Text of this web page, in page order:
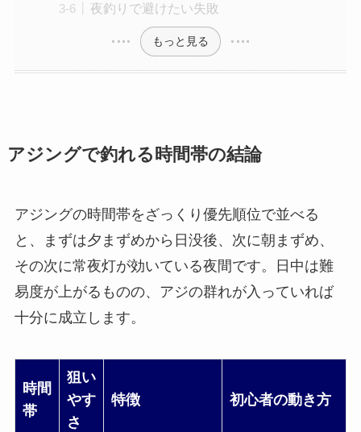
夜釣りで避けたい失敗
もっと見る
アジングで釣れる時間帯の結論
アジングの時間帯をざっくり優先順位で並べる
と、まずは夕まずめから日没後、次に朝まずめ、
その次に常夜灯が効いている夜間です。日中は難
易度が上がるものの、アジの群れが入っていれば
十分に成立します。
時間
帯
狙い
やす
さ
特徴 初心者の動き方